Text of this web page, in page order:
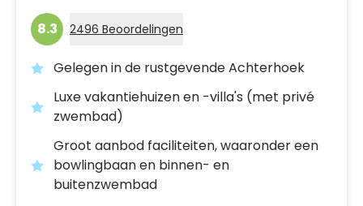
8.3 2496 Beoordelingen
Gelegen in de rustgevende Achterhoek
Luxe vakantiehuizen en -villa's (met privé
zwembad)
Groot aanbod faciliteiten, waaronder een
bowlingbaan en binnen- en
buitenzwembad